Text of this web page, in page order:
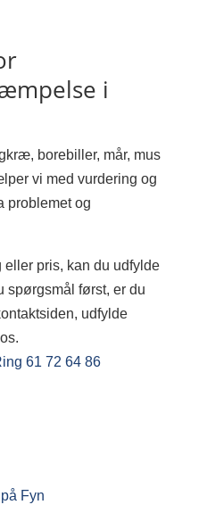
i
borebiller, mår, mus
vi med vurdering og
problemet og
pris, kan du udfylde
spørgsmål først, er du
udfylde
61 72 64 86
Fyn